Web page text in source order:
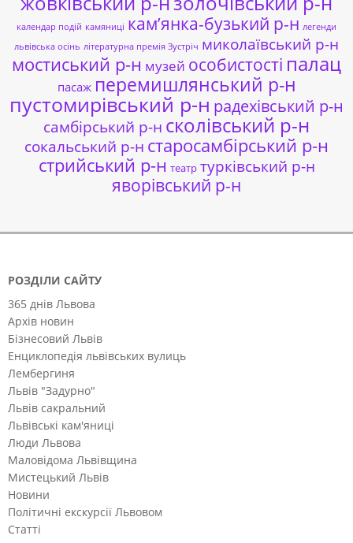
календар подій камяниці кам’янка-бузький р-н легенди
львівська осінь літературна премія Зустріч миколаївський р-н
мостиський р-н музей особистості палац
пасаж перемишлянський р-н
пустомирівський р-н радехівський р-н
самбірський р-н сколівський р-н
сокальський р-н старосамбірський р-н
стрийський р-н театр турківський р-н
яворівський р-н
РОЗДІЛИ САЙТУ
365 днів Львова
Архів новин
Бізнесовий Львів
Енциклопедія львівських вулиць
Лембергиня
Львів "Задурно"
Львів сакральний
Львівські кам'яниці
Люди Львова
Маловідома Львівщина
Мистецький Львів
Новини
Політичні екскурсії Львовом
Статті